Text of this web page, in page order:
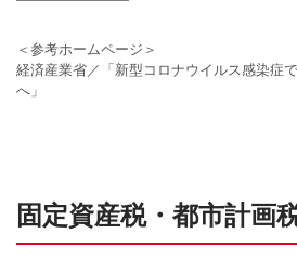
＜参考ホームページ＞
経済産業省／「新型コロナウイルス感染症
へ」
固定資産税・都市計画